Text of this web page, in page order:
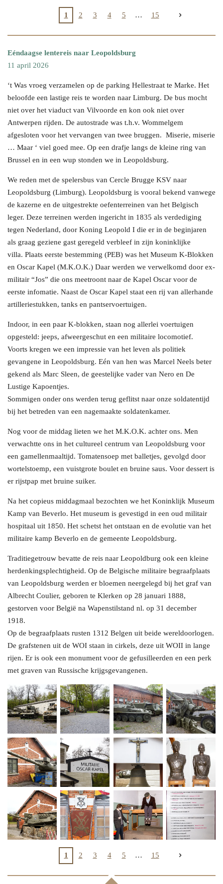
1 2 3 4 5 15
Eéndaagse lentereis naar Leopoldsburg
11 april 2026
‘t Was vroeg verzamelen op de parking Hellestraat te Marke. Het
beloofde een lastige reis te worden naar Limburg. De bus mocht
niet over het viaduct van Vilvoorde en kon ook niet over
Antwerpen rijden. De autostrade was t.h.v. Wommelgem
afgesloten voor het vervangen van twee bruggen. Miserie, miserie
… Maar ‘ viel goed mee. Op een drafje langs de kleine ring van
Brussel en in een wup stonden we in Leopoldsburg.
We reden met de spelersbus van Cercle Brugge KSV naar
Leopoldsburg (Limburg). Leopoldsburg is vooral bekend vanwege
de kazerne en de uitgestrekte oefenterreinen van het Belgisch
leger. Deze terreinen werden ingericht in 1835 als verdediging
tegen Nederland, door Koning Leopold I die er in de beginjaren
als graag geziene gast geregeld verbleef in zijn koninklijke
villa. Plaats eerste bestemming (PEB) was het Museum K-Blokken
en Oscar Kapel (M.K.O.K.) Daar werden we verwelkomd door ex-
militair “Jos” die ons meetroont naar de Kapel Oscar voor de
eerste infomatie. Naast de Oscar Kapel staat een rij van allerhande
artilleriestukken, tanks en pantservoertuigen.
Indoor, in een paar K-blokken, staan nog allerlei voertuigen
opgesteld: jeeps, afweergeschut en een militaire locomotief.
Voorts kregen we een impressie van het leven als politiek
gevangene in Leopoldsburg. Eén van hen was Marcel Neels beter
gekend als Marc Sleen, de geestelijke vader van Nero en De
Lustige Kapoentjes.
Sommigen onder ons werden terug geflitst naar onze soldatentijd
bij het betreden van een nagemaakte soldatenkamer.
Nog voor de middag lieten we het M.K.O.K. achter ons. Men
verwachtte ons in het cultureel centrum van Leopoldsburg voor
een gamellenmaaltijd. Tomatensoep met balletjes, gevolgd door
wortelstoemp, een vuistgrote boulet en bruine saus. Voor dessert is
er rijstpap met bruine suiker.
Na het copieus middagmaal bezochten we het Koninklijk Museum
Kamp van Beverlo. Het museum is gevestigd in een oud militair
hospitaal uit 1850. Het schetst het ontstaan en de evolutie van het
militaire kamp Beverlo en de gemeente Leopoldsburg.
Traditiegetrouw bevatte de reis naar Leopoldburg ook een kleine
herdenkingsplechtigheid. Op de Belgische militaire begraafplaats
van Leopoldsburg werden er bloemen neergelegd bij het graf van
Albrecht Coulier, geboren te Klerken op 28 januari 1888,
gestorven voor België na Wapenstilstand nl. op 31 december
1918.
Op de begraafplaats rusten 1312 Belgen uit beide wereldoorlogen.
De grafstenen uit de WOI staan in cirkels, deze uit WOII in lange
rijen. Er is ook een monument voor de gefusilleerden en een perk
met graven van Russische krijgsgevangenen.
1 2 3 4 5 15